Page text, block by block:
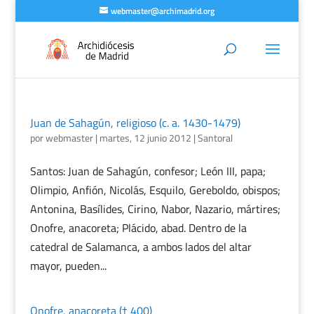
webmaster@archimadrid.org
Juan de Sahagún, religioso (c. a. 1430-1479)
porwebmaster| martes, 12 junio 2012 |Santoral
Santos: Juan de Sahagún, confesor; León III, papa;
Olimpio, Anfión, Nicolás, Esquilo, Gereboldo, obispos;
Antonina, Basílides, Cirino, Nabor, Nazario, mártires;
Onofre, anacoreta; Plácido, abad. Dentro de la
catedral de Salamanca, a ambos lados del altar
mayor, pueden...
Onofre, anacoreta († 400)